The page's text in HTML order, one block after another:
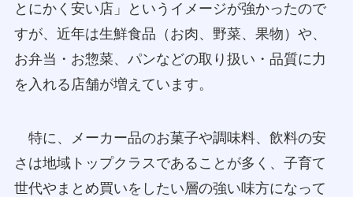
とにかく安い店」というイメージが強かったので
すが、近年は生鮮食品（お肉、野菜、果物）や、
お弁当・お惣菜、パンなどの取り扱い・品質に力
を入れる店舗が増えています。
特に、メーカー品のお菓子や調味料、飲料の安
さは地域トップクラスであることが多く、子育て
世代やまとめ買いをしたい層の強い味方になって